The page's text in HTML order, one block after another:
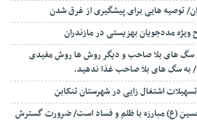
های بلا صاحب و دیگر روش ها روش مفیدی
به سگ های بلا صاحب غذا ندهید.
حسین (ع) مبارزه با ظلم و فساد است/ ضرورت گسترش